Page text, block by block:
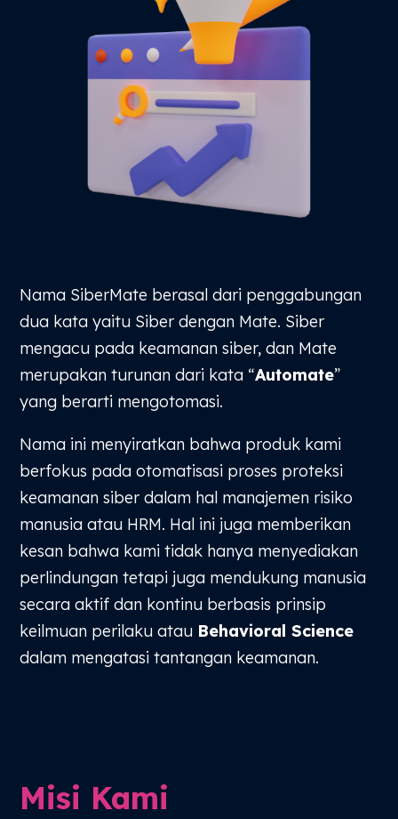
Nama SiberMate berasal dari penggabungan
dua kata yaitu Siber dengan Mate. Siber
mengacu pada keamanan siber, dan Mate
merupakan turunan dari kata “Automate”
yang berarti mengotomasi.
Nama ini menyiratkan bahwa produk kami
berfokus pada otomatisasi proses proteksi
keamanan siber dalam hal manajemen risiko
manusia atau HRM. Hal ini juga memberikan
kesan bahwa kami tidak hanya menyediakan
perlindungan tetapi juga mendukung manusia
secara aktif dan kontinu berbasis prinsip
keilmuan perilaku atau Behavioral Science
dalam mengatasi tantangan keamanan.
Misi Kami